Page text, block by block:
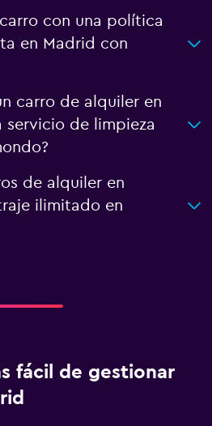
con una política
en Madrid con
carro de alquiler en
servicio de limpieza
de alquiler en
ilimitado en
fácil de gestionar